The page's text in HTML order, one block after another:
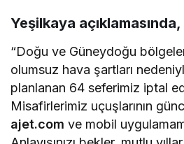
Yeşilkaya açıklamasında,
“Doğu ve Güneydoğu
olumsuz hava şartları
planlanan 64 seferimiz iptal
Misafirlerimiz uçuşlarının
ajet.com ve mobil